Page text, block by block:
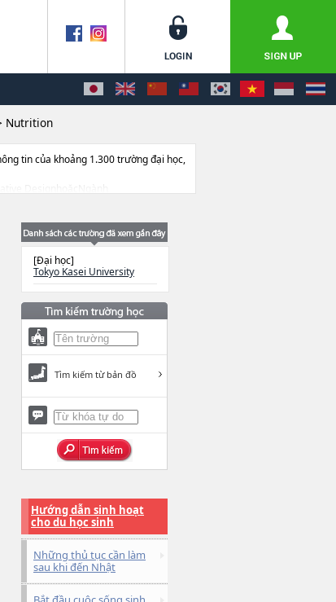
Nutrition
tin của khoảng 1.300 trường đại học,
DesignhoặcNgành
[Đại học]
Tokyo Kasei University
Tìm kiếm từ bản đồ
Hướng dẫn sinh hoạt
cho du học sinh
Những thủ tục cần làm
sau khi đến Nhật